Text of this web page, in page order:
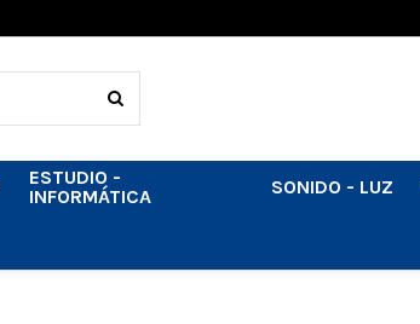
ESTUDIO -
INFORMÁTICA
SONIDO - LUZ